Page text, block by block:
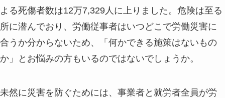
よる死傷者数は12万7,329人に上りました。危険は至る
所に潜んでおり、労働従事者はいつどこで労働災害に
合うか分からないため、「何かできる施策はないもの
か」とお悩みの方もいるのではないでしょうか。
未然に災害を防ぐためには、事業者と就労者全員が労